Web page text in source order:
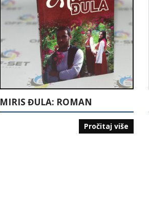
MIRIS ĐULA: ROMAN
Pročitaj više